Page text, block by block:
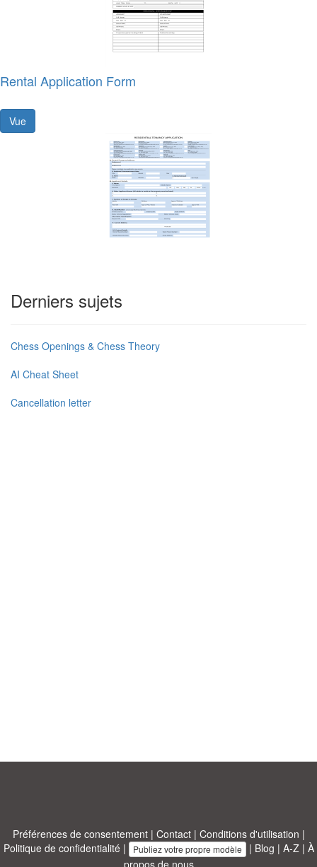
Rental Application Form
Vue
Derniers sujets
Chess Openings & Chess Theory
AI Cheat Sheet
Cancellation letter
Préférences de consentement| Contact| Conditions d'utilisation |
Politique de confidentialité| Publiez votre propre modèle | Blog | A-Z| À